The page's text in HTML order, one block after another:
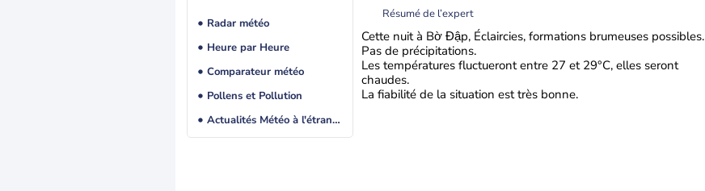
Radar météo
Heure par Heure
Comparateur météo
Pollens et Pollution
Actualités Météo à l'étranger
Résumé de l’expert
Cette nuit à Bờ Đập, Éclaircies, formations brumeuses possibles.
Pas de précipitations.
Les températures fluctueront entre 27 et 29°C, elles seront
chaudes.
La fiabilité de la situation est très bonne.